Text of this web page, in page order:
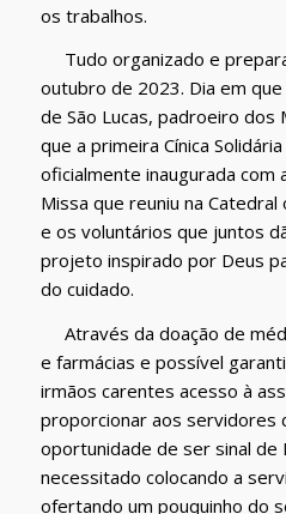
os trabalhos.
Tudo organizado e
outubro de 2023. Dia em
de São Lucas, padroeiro dos
que a primeira Cínica
oficialmente inaugurada com
Missa que reuniu na
e os voluntários que juntos
projeto inspirado por Deus
do cuidado.
Através da doação de
e farmácias e possível
irmãos carentes acesso à
proporcionar aos servidores
oportunidade de ser sinal de
necessitado colocando a
ofertando um pouquinho do